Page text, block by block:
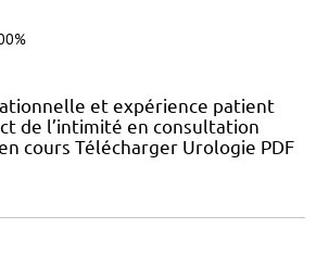
et expérience patient
de l’intimité en consultation
cours Télécharger Urologie PDF